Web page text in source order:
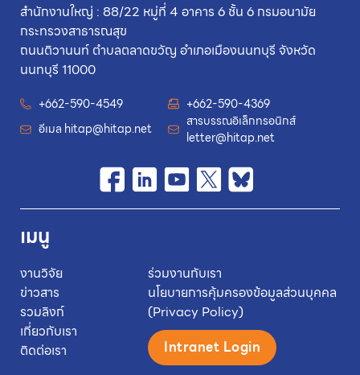
สำนักงานใหญ่ : 88/22 หมู่ที่ 4 อาคาร 6 ชั้น 6 กรมอนามัย
กระทรวงสาธารณสุข
ถนนติวานนท์ ตำบลตลาดขวัญ อำเภอเมืองนนทบุรี จังหวัด
นนทบุรี 11000
+662-590-4549
+662-590-4369
อีเมล hitap@hitap.net
สารบรรณอิเล็กทรอนิกส์
letter@hitap.net
เมนู
งานวิจัย
ข่าวสาร
รวมลิงก์
เกี่ยวกับเรา
ติดต่อเรา
ร่วมงานกับเรา
นโยบายการคุ้มครองข้อมูลส่วนบุคคล
(Privacy Policy)
Intranet Login